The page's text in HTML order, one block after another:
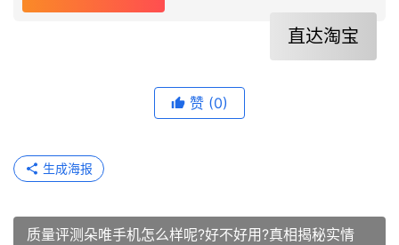
直达淘宝
赞 (0)
生成海报
质量评测朵唯手机怎么样呢?好不好用?真相揭秘实情